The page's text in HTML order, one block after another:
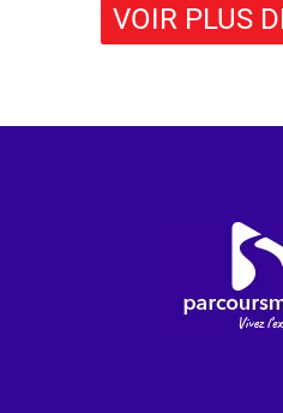
VOIR PLUS